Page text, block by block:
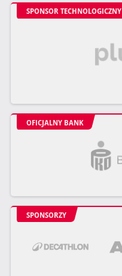
SPONSOR TECHNOLOGICZNY
OFICJALNY BANK
SPONSORZY